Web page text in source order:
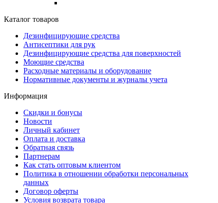
Каталог товаров
Дезинфицирующие средства
Антисептики для рук
Дезинфицирующие средства для поверхностей
Моющие средства
Расходные материалы и оборудование
Нормативные документы и журналы учета
Информация
Скидки и бонусы
Новости
Личный кабинет
Оплата и доставка
Обратная связь
Партнерам
Как стать оптовым клиентом
Политика в отношении обработки персональных
данных
Договор оферты
Условия возврата товара